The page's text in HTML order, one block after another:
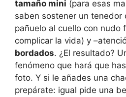
tamaño mini (para esas
saben sostener un tenedor
pañuelo al cuello con nudo
complicar la vida) y
bordados. ¿El resultado?
fenómeno que hará que
foto. Y si le añades una
prepárate: igual pide una